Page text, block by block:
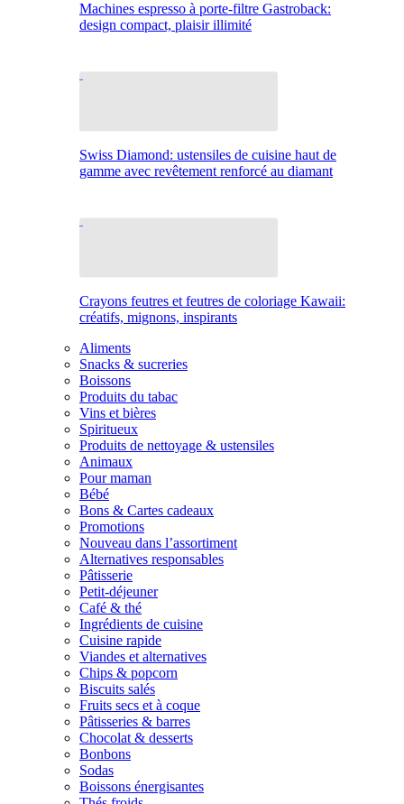
Machines espresso à porte-filtre Gastroback:
design compact, plaisir illimité
Swiss Diamond: ustensiles de cuisine haut de
gamme avec revêtement renforcé au diamant
Crayons feutres et feutres de coloriage Kawaii:
créatifs, mignons, inspirants
Aliments
Snacks & sucreries
Boissons
Produits du tabac
Vins et bières
Spiritueux
Produits de nettoyage & ustensiles
Animaux
Pour maman
Bébé
Bons & Cartes cadeaux
Promotions
Nouveau dans l’assortiment
Alternatives responsables
Pâtisserie
Petit-déjeuner
Café & thé
Ingrédients de cuisine
Cuisine rapide
Viandes et alternatives
Chips & popcorn
Biscuits salés
Fruits secs et à coque
Pâtisseries & barres
Chocolat & desserts
Bonbons
Sodas
Boissons énergisantes